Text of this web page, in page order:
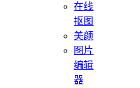
在线
抠图
美颜
图片
编辑
器